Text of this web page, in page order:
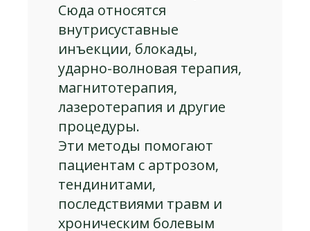
Сюда относятся
внутрисуставные
инъекции, блокады,
ударно-волновая терапия,
магнитотерапия,
лазеротерапия и другие
процедуры.
Эти методы помогают
пациентам с артрозом,
тендинитами,
последствиями травм и
хроническим болевым